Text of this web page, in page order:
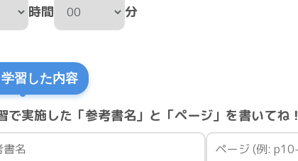
時間
分
習した内容
で実施した「参考書名」と「ページ」を書いてね！